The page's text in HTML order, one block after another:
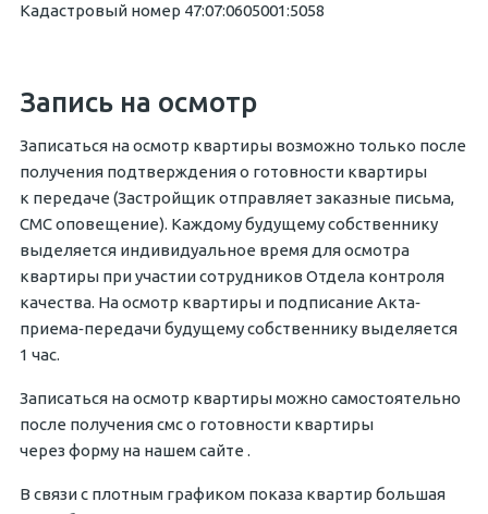
Кадастровый номер 47:07:0605001:5058
Запись на осмотр
Записаться на осмотр квартиры возможно только после
получения подтверждения о готовности квартиры
к передаче (Застройщик отправляет заказные письма,
СМС оповещение). Каждому будущему собственнику
выделяется индивидуальное время для осмотра
квартиры при участии сотрудников Отдела контроля
качества. На осмотр квартиры и подписание Акта‐
приема‐передачи будущему собственнику выделяется
1 час.
Записаться на осмотр квартиры можно самостоятельно
после получения смс о готовности квартиры
через форму на нашем сайте .
В связи с плотным графиком показа квартир большая